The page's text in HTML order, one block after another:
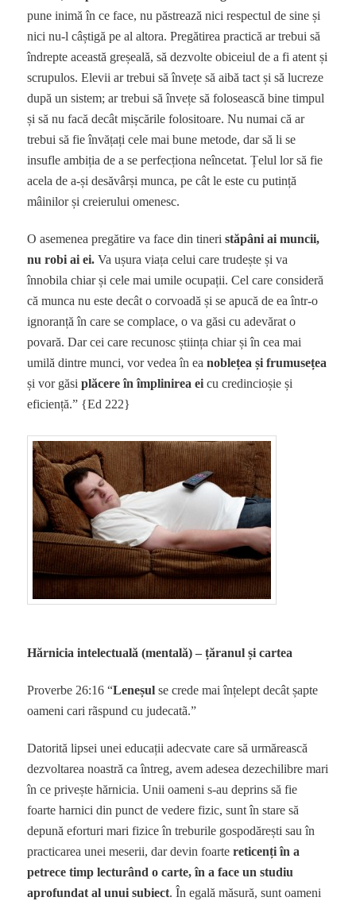
pune inimă în ce face, nu păstrează nici respectul de sine și
nici nu-l câștigă pe al altora. Pregătirea practică ar trebui să
îndrepte această greșeală, să dezvolte obiceiul de a fi atent și
scrupulos. Elevii ar trebui să învețe să aibă tact și să lucreze
după un sistem; ar trebui să învețe să folosească bine timpul
și să nu facă decât mișcările folositoare. Nu numai că ar
trebui să fie învățați cele mai bune metode, dar să li se
insufle ambiția de a se perfecționa neîncetat. Țelul lor să fie
acela de a-și desăvârși munca, pe cât le este cu putință
mâinilor și creierului omenesc.
O asemenea pregătire va face din tineristăpâni ai muncii,
nu robi ai ei. Va ușura viața celui care trudește și va
înnobila chiar și cele mai umile ocupații. Cel care consideră
că munca nu este decât o corvoadă și se apucă de ea într-o
ignoranță în care se complace, o va găsi cu adevărat o
povară. Dar cei care recunosc știința chiar și în cea mai
umilă dintre munci, vor vedea în eanoblețea și frumusețea
și vor găsiplăcere în împlinirea ei cu credincioșie și
eficiență.” {Ed 222}
Hărnicia intelectuală (mentală) – țăranul și cartea
Proverbe 26:16 “Leneșulse crede mai înțelept decât șapte
oameni cari rãspund cu judecatã.”
Datorită lipsei unei educații adecvate care să urmărească
dezvoltarea noastră ca întreg, avem adesea dezechilibre mari
în ce privește hărnicia. Unii oameni s-au deprins să fie
foarte harnici din punct de vedere fizic, sunt în stare să
depună eforturi mari fizice în treburile gospodărești sau în
practicarea unei meserii, dar devin foartereticenți în a
petrece timp lecturând o carte, în a face un studiu
aprofundat al unui subiect. În egală măsură, sunt oameni